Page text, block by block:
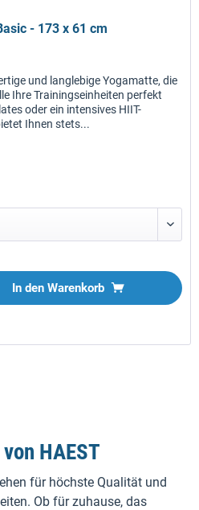
- 173 x 61 cm
und langlebige Yogamatte, die
Ihre Trainingseinheiten perfekt
oder ein intensives HIIT-
Ihnen stets...
In den Warenkorb
HAEST
für höchste Qualität und
Ob für zuhause, das